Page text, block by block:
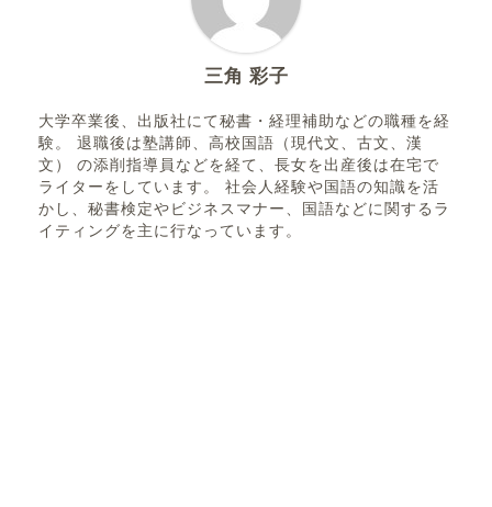
三角 彩子
大学卒業後、出版社にて秘書・経理補助などの職種を経
験。 退職後は塾講師、高校国語（現代文、古文、漢
文） の添削指導員などを経て、長女を出産後は在宅で
ライターをしています。 社会人経験や国語の知識を活
かし、秘書検定やビジネスマナー、国語などに関するラ
イティングを主に行なっています。